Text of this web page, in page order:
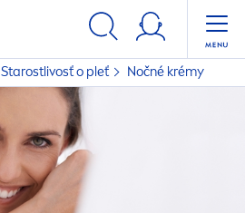
Starostlivosť o pleť Nočné krémy